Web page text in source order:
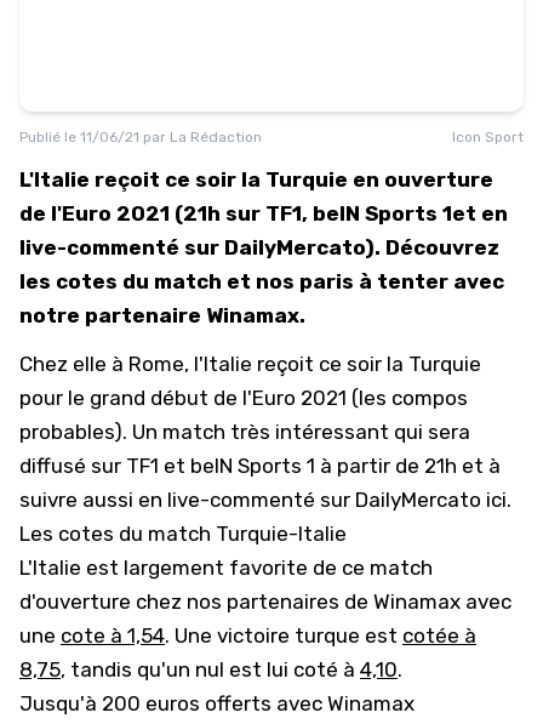
Publié le 11/06/21 par La Rédaction Icon Sport
L'Italie reçoit ce soir la Turquie en ouverture
de l'Euro 2021 (21h sur TF1, beIN Sports 1et en
live-commenté sur DailyMercato). Découvrez
les cotes du match et nos paris à tenter avec
notre partenaire Winamax.
Chez elle à Rome, l'Italie reçoit ce soir la Turquie
pour le grand début de l'Euro 2021 (les compos
probables). Un match très intéressant qui sera
diffusé sur TF1 et beIN Sports 1 à partir de 21h et à
suivre aussi en live-commenté sur DailyMercato ici.
Les cotes du match Turquie-Italie
L'Italie est largement favorite de ce match
d'ouverture chez nos partenaires de Winamax avec
une cote à 1,54. Une victoire turque est cotée à
8,75, tandis qu'un nul est lui coté à 4,10.
Jusqu'à 200 euros offerts avec Winamax